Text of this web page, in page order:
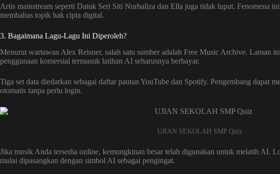
Artis mainstream seperti Datuk Seri Siti Nurhaliza dan Ella juga tidak luput. Fenomena
membahas topik hak cipta digital.
3. Bagaimana Lagu-Lagu Ini Diperoleh?
Menurut wartawan Alex Reisner, salah satu sumber adalah Free Music Archive. Laman
penggunaan komersial termasuk latihan AI seharusnya berbayar.
Tiga set data diedarkan sebagai daftar pautan YouTube dan Spotify. Pengembang dapat
otomatis tanpa perlu login.
UJIAN SEKOLAH SMP Quiz
Jika musik Anda tersedia online, kemungkinan besar telah digunakan untuk melatih AI.
mulai dipasangkan dengan simbol AI sebagai pengingat.